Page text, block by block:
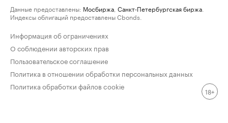
Данные предоставлены: Мосбиржа Санкт-Петербургская биржа
Индексы облигаций предоставлены Cbonds.
Информация об ограничениях
О соблюдении авторских прав
Пользовательское соглашение
Политика в отношении обработки персональных данных
Политика обработки файлов cookie
18+